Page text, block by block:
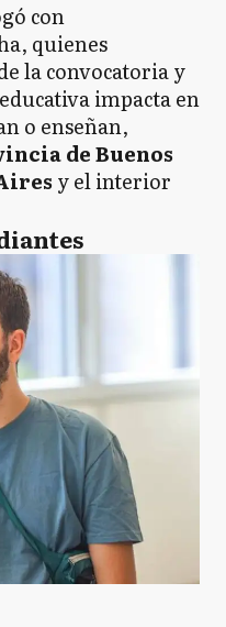
con
quienes
la convocatoria y
impacta en
o enseñan,
de Buenos
y el interior